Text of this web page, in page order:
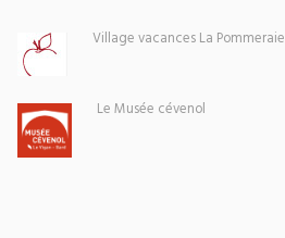
Village vacances La Pommeraie
Le Musée cévenol